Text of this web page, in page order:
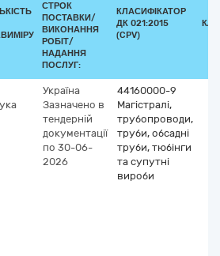
СТРОК
ПОСТАВКИ/
ВИКОНАННЯ
РОБІТ/
НАДАННЯ
ПОСЛУГ:
КЛАСИФІКАТОР
ДК 021:2015
(CPV)
Україна
Зазначено в
тендерній
документації
по 30-06-
2026
44160000-9
Магістралі,
трубопроводи,
труби, обсадні
труби, тюбінги
та супутні
вироби